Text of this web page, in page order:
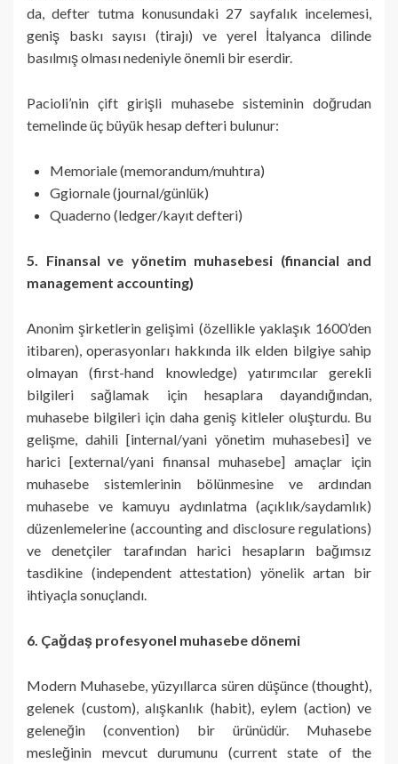
da, defter tutma konusundaki 27 sayfalık incelemesi,
geniş baskı sayısı (tirajı) ve yerel İtalyanca dilinde
basılmış olması nedeniyle önemli bir eserdir.
Pacioli’nin çift girişli muhasebe sisteminin doğrudan
temelinde üç büyük hesap defteri bulunur:
Memoriale (memorandum/muhtıra)
Ggiornale (journal/günlük)
Quaderno (ledger/kayıt defteri)
5. Finansal ve yönetim muhasebesi (financial and
management accounting)
Anonim şirketlerin gelişimi (özellikle yaklaşık 1600’den
itibaren), operasyonları hakkında ilk elden bilgiye sahip
olmayan (first-hand knowledge) yatırımcılar gerekli
bilgileri sağlamak için hesaplara dayandığından,
muhasebe bilgileri için daha geniş kitleler oluşturdu. Bu
gelişme, dahili [internal/yani yönetim muhasebesi] ve
harici [external/yani finansal muhasebe] amaçlar için
muhasebe sistemlerinin bölünmesine ve ardından
muhasebe ve kamuyu aydınlatma (açıklık/saydamlık)
düzenlemelerine (accounting and disclosure regulations)
ve denetçiler tarafından harici hesapların bağımsız
tasdikine (independent attestation) yönelik artan bir
ihtiyaçla sonuçlandı.
6. Çağdaş profesyonel muhasebe dönemi
Modern Muhasebe, yüzyıllarca süren düşünce (thought),
gelenek (custom), alışkanlık (habit), eylem (action) ve
geleneğin (convention) bir ürünüdür. Muhasebe
mesleğinin mevcut durumunu (current state of the